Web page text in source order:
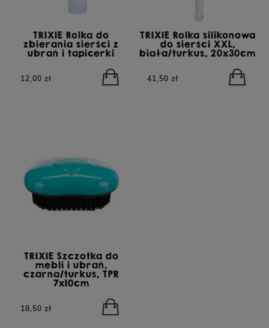
TRIBAL Fresh Pressed
Indyk, tłoczona na zimno
karma dla dorosłych
TRIXIE Rolka do
zbierania sierści z
ubrań i tapicerki
12,00 zł
TRIXIE Rolka silikonowa
do sierści XXL,
biała/turkus, 20x30cm
41,50 zł
TRIXIE Szczotka do
mebli i ubrań,
czarna/turkus, TPR
7x10cm
18,50 zł